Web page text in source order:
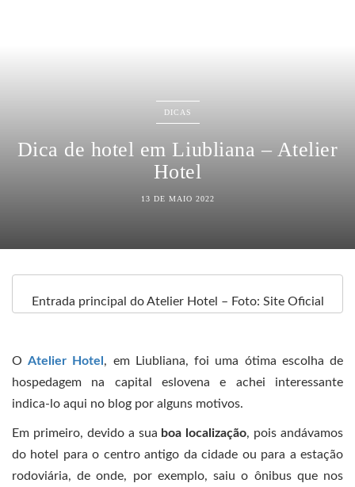
DICAS
Dica de hotel em Liubliana – Atelier
Hotel
13 DE MAIO 2022
Entrada principal do Atelier Hotel – Foto: Site Oficial
OAtelier Hotel , em Liubliana, foi uma ótima escolha de
hospedagem na capital eslovena e achei interessante
indica-lo aqui no blog por alguns motivos.
Em primeiro, devido a sua boa localização, pois andávamos
do hotel para o centro antigo da cidade ou para a estação
rodoviária, de onde, por exemplo, saiu o ônibus que nos